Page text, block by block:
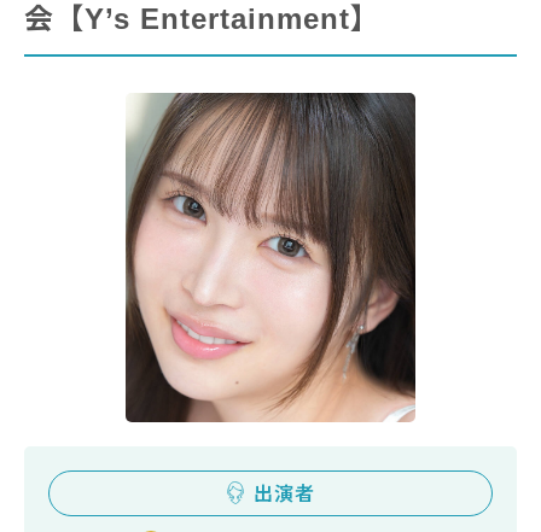
会【Y’s Entertainment】
出演者